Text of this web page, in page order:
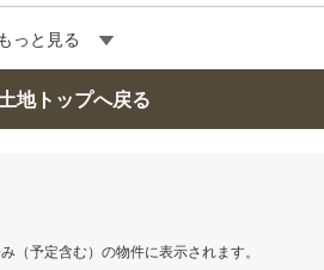
もっと見る
地トップへ戻る
（予定含む）の物件に表示されます。